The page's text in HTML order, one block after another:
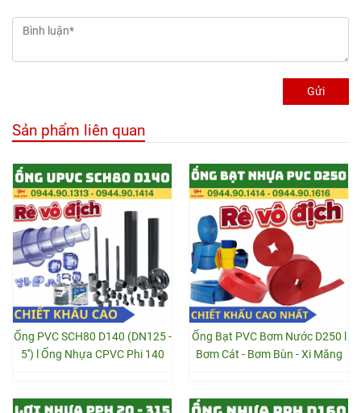
Gửi
Sản phẩm liên quan
Ống PVC SCH80 D140 (DN125 -
5'') l Ống Nhựa CPVC Phi 140
Ống Bạt PVC Bơm Nước D250 l
Bơm Cát - Bơm Bùn - Xi Măng